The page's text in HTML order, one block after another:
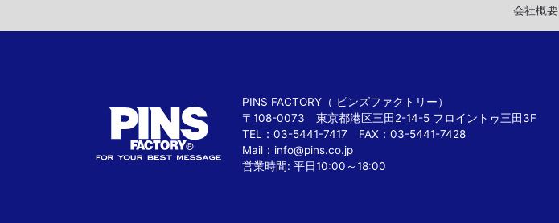
会社概要
PINS FACTORY（ ピンズファクトリー）
〒108-0073 東京都港区三田2-14-5 フロイントゥ三田3F
TEL：03-5441-7417 FAX：03-5441-7428
Mail： info@pins.co.jp
営業時間: 平日10:00～18:00